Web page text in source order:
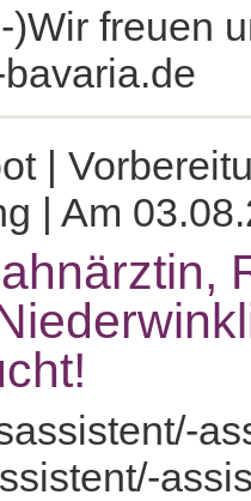
)Wir freuen
|
| Am